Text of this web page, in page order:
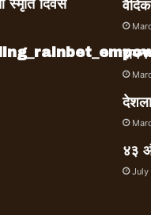
स्मृति दिवस
४३ औ
July